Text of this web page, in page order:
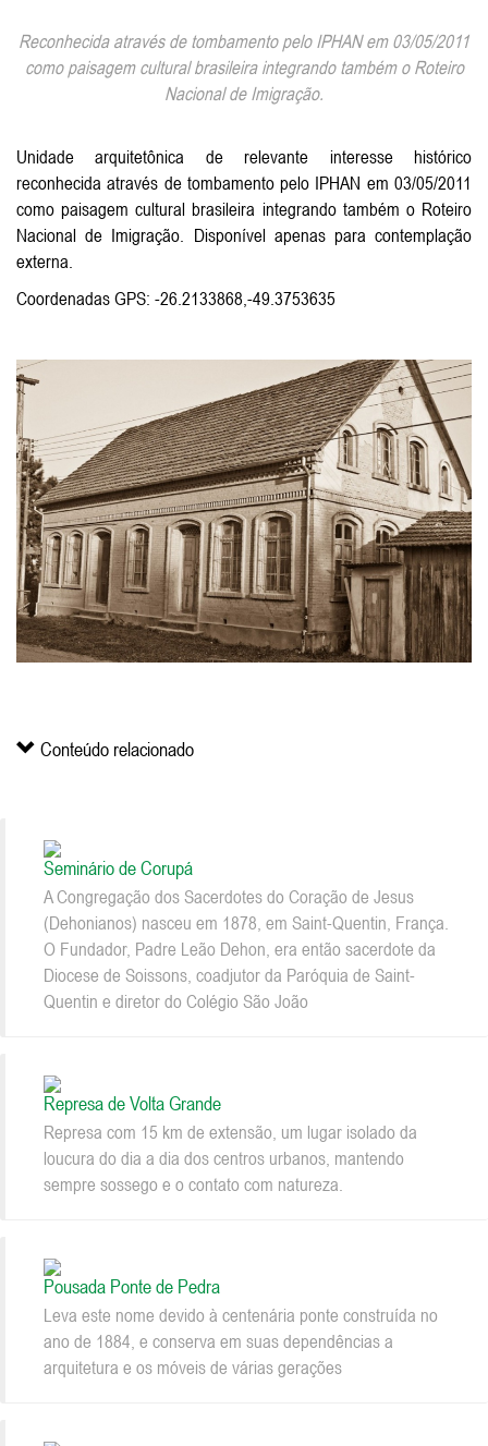
Reconhecida através de tombamento pelo IPHAN em 03/05/2011
como paisagem cultural brasileira integrando também o Roteiro
Nacional de Imigração.
Unidade arquitetônica de relevante interesse histórico
reconhecida através de tombamento pelo IPHAN em 03/05/2011
como paisagem cultural brasileira integrando também o Roteiro
Nacional de Imigração. Disponível apenas para contemplação
externa.
Coordenadas GPS: -26.2133868,-49.3753635
Conteúdo relacionado
Seminário de Corupá
A Congregação dos Sacerdotes do Coração de Jesus
(Dehonianos) nasceu em 1878, em Saint-Quentin, França.
O Fundador, Padre Leão Dehon, era então sacerdote da
Diocese de Soissons, coadjutor da Paróquia de Saint-
Quentin e diretor do Colégio São João
Represa de Volta Grande
Represa com 15 km de extensão, um lugar isolado da
loucura do dia a dia dos centros urbanos, mantendo
sempre sossego e o contato com natureza.
Pousada Ponte de Pedra
Leva este nome devido à centenária ponte construída no
ano de 1884, e conserva em suas dependências a
arquitetura e os móveis de várias gerações